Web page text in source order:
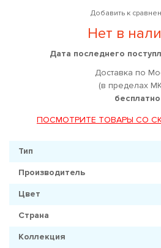
Добавить к
Нет в
Дата последнего
Доставка по
(в пределах
бесплатно
ПОСМОТРИТЕ ТОВАРЫ СО
Тип
Производитель
Цвет
Страна
Коллекция